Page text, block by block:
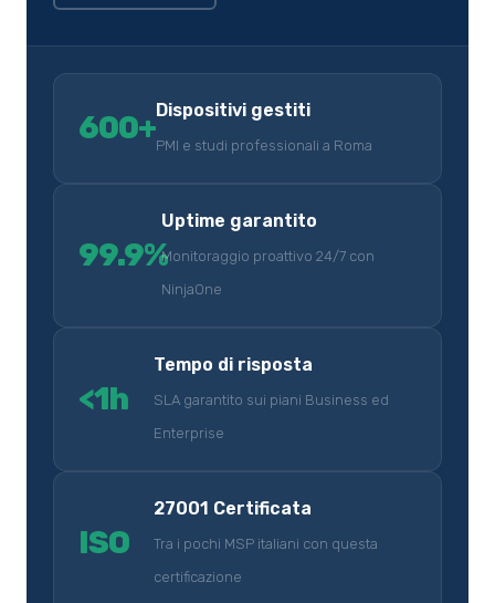
600+Dispositivi gestiti
PMI e studi professionali a Roma
99.9%
Uptime garantito
Monitoraggio proattivo 24/7 con
NinjaOne
<1h
Tempo di risposta
SLA garantito sui piani Business ed
Enterprise
ISO
27001 Certificata
Tra i pochi MSP italiani con questa
certificazione